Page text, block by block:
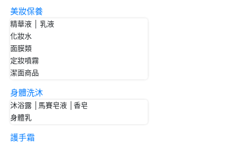
美妝保養
精華液 │ 乳液
化妝水
面膜類
定妝噴霧
潔面商品
身體洗沐
沐浴露 │馬賽皂液 │香皂
身體乳
護手霜